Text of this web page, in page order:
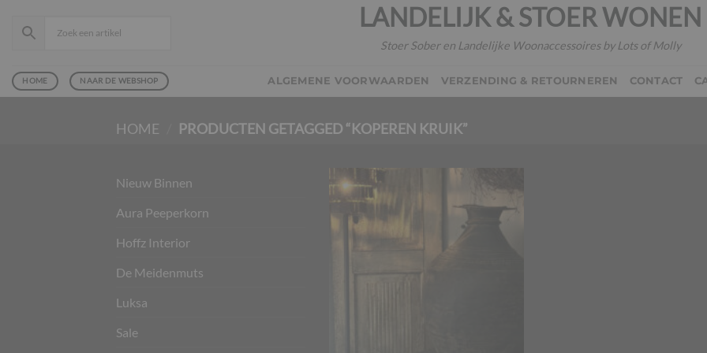
naar
LANDELIJK & STOER WONEN
Stoer Sober en Landelijke Woonaccessoires by Lots of Molly
HOME NAAR DE WEBSHOP ALGEMENE VOORWAARDEN VERZENDING & RETOURNEREN CONTACT
HOME PRODUCTEN GETAGGED “KOPEREN KRUIK”
Nieuw Binnen
Aura Peeperkorn
Hoffz Interior
De Meidenmuts
Luksa
Sale